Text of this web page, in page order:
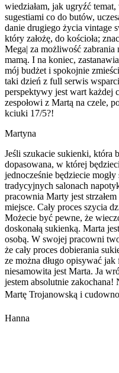
wiedziałam, jak ugryźć
sugestiami co do butów,
danie drugiego życia vintage
który założę, do kościoła;
Mega| za możliwość zabrania
mamą. I na koniec,
mój budżet i spokojnie
taki dzień z full serwis
perspektywy jest wart każdej
zespołowi z Martą na czele,
kciuki 17/5?!
Martyna
Jeśli szukacie sukienki, która
dopasowana, w której
jednocześnie będziecie
tradycyjnych salonach
pracownia Marty jest
miejsce. Cały proces szycia
Możecie być pewne, że
doskonałą sukienką. Marta
osobą. W swojej pracowni
że cały proces dobierania
ze można długo opisywać
niesamowita jest Marta. Ja
jestem absolutnie zakochana!
Martę Trojanowską i
Hanna